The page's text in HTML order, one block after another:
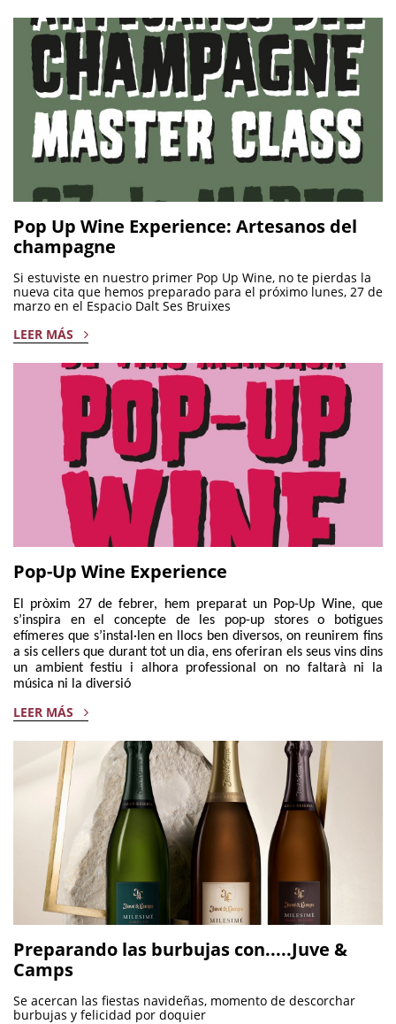
Pop Up Wine Experience: Artesanos del
champagne
Si estuviste en nuestro primer Pop Up Wine, no te pierdas la
nueva cita que hemos preparado para el próximo lunes, 27 de
marzo en el Espacio Dalt Ses Bruixes
LEER MÁS
Pop-Up Wine Experience
El pròxim 27 de febrer, hem preparat un Pop-Up Wine, que
s’inspira en el concepte de les pop-up stores o botigues
efímeres que s’instal·len en llocs ben diversos, on reunirem fins
a sis cellers que durant tot un dia, ens oferiran els seus vins dins
un ambient festiu i alhora professional on no faltarà ni la
música ni la diversió
LEER MÁS
Preparando las burbujas con.....Juve &
Camps
Se acercan las fiestas navideñas, momento de descorchar
burbujas y felicidad por doquier